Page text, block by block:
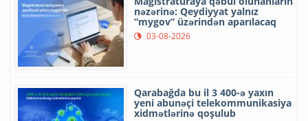
nəzərinə: Qeydiyyat yalnız
“mygov” üzərindən aparılacaq
03-08-2026
Qarabağda bu il 3 400-ə yaxın
yeni abunəçi telekommunikasiya
xidmətlərinə qoşulub